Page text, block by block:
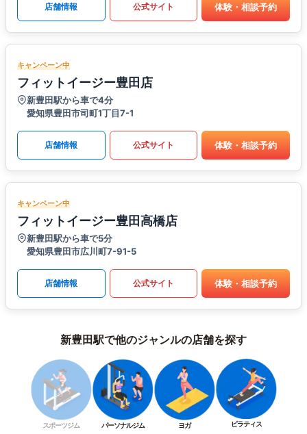
店舗情報 公式サイト 体験・相談予約
キャンペーン中
フィットイージー豊田店
新豊田駅から車で4分
愛知県豊田市司町1丁目7-1
店舗情報 公式サイト 体験・相談予約
キャンペーン中
フィットイージー豊田高橋店
新豊田駅から車で5分
愛知県豊田市広川町7-91-5
店舗情報 公式サイト 体験・相談予約
新豊田駅で他のジャンルの店舗を探す
スポーツジム パーソナルジム ヨガ ピラティス